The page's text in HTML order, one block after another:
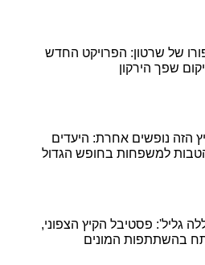
של שרטון: הפרויקט החדש
שפך הירקון
הזה נופשים אחרת: היעדים
למשפחות בחופש הגדול
גליל': פסטיבל הקיץ הצפוני,
בהשתתפות המונים